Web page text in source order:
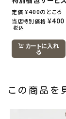
定価 ¥400のところ
当店特別価格 ¥400
税込
カートに入れ
る
この商品を